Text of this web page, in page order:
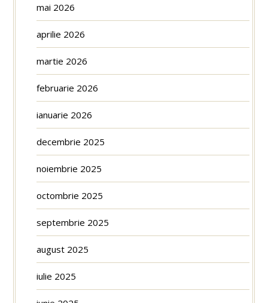
mai 2026
aprilie 2026
martie 2026
februarie 2026
ianuarie 2026
decembrie 2025
noiembrie 2025
octombrie 2025
septembrie 2025
august 2025
iulie 2025